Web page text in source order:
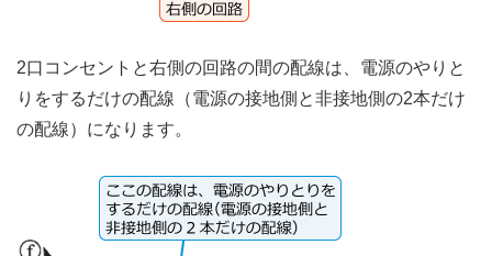
2口コンセントと右側の回路の間の配線は、電源のやりと
りをするだけの配線（電源の接地側と非接地側の2本だけ
の配線）になります。